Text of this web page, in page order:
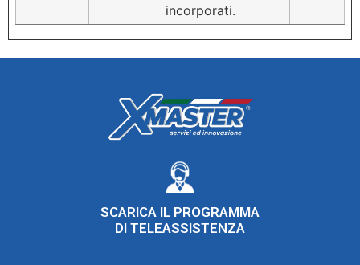
incorporati.
SCARICA IL PROGRAMMA
DI TELEASSISTENZA